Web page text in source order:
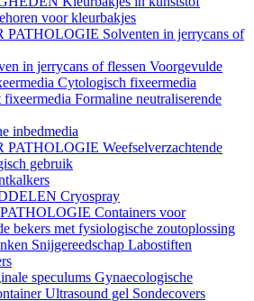
voor kleurbakjes
PATHOLOGIE Solventen in jerrycans of
in jerrycans of flessen Voorgevulde
Cytologisch fixeermedia
fixeermedia Formaline neutraliserende
inbedmedia
PATHOLOGIE Weefselverzachtende
gebruik
Cryospray
Containers voor
bekers met fysiologische zoutoplossing
Snijgereedschap Labostiften
speculums Gynaecologische
Ultrasound gel Sondecovers